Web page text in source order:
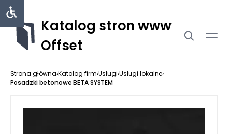
Katalog stron www
Offset
Strona główna›Katalog firm›Usługi›Usługi lokalne›
Posadzki betonowe BETA SYSTEM